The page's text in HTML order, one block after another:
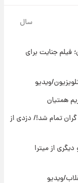
عکس
سال
جنایت برای
ویدیو
همتیان
گران تمام شد!/ دزدی از
از میترا
ویدیو